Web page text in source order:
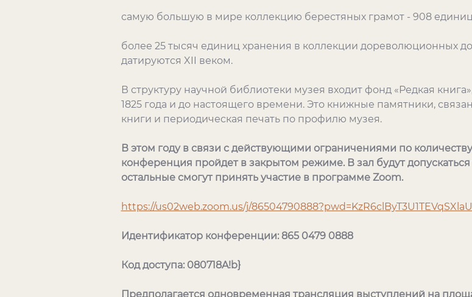
самую большую в мире коллекцию берестяных грамот - 908
более 25 тысяч единиц хранения в коллекции дореволюционных
датируются XII веком.
В структуру научной библиотеки музея входит фонд «Редкая
1825 года и до настоящего времени. Это книжные памятники,
книги и периодическая печать по профилю музея.
В этом году в связи с действующими ограничениями по
конференция пройдет в закрытом режиме. В зал будут
остальные смогут принять участие в программе Zoom.
https://us02web.zoom.us/j/
Идентификатор конференции: 865 0479 0888
Код доступа: 080718A!b}
Предполагается одновременная трансляция выступлений на